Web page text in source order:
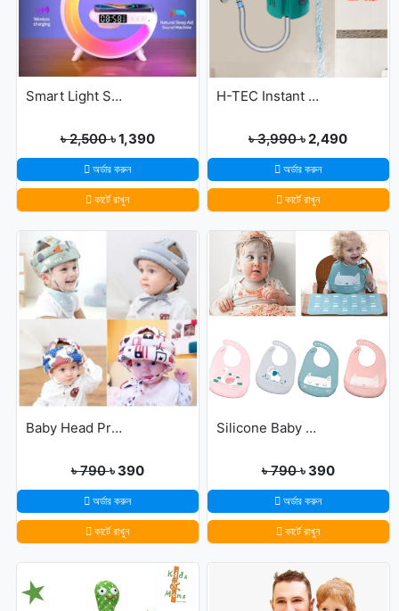
Smart Light Sound Machine G Shape
৳ 2,500৳ 1,390
অর্ডার করুন
কার্টে রাখুন
H-TEC Instant Portable Geyser
৳ 3,990৳ 2,490
অর্ডার করুন
কার্টে রাখুন
Baby Head Protector Cap Child Walking Safety
৳ 790৳ 390
অর্ডার করুন
কার্টে রাখুন
Silicone Baby Bibs
৳ 790৳ 390
অর্ডার করুন
কার্টে রাখুন